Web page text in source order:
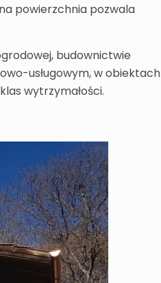
powierzchnia pozwala
budownictwie
usługowym, w obiektach
wytrzymałości.